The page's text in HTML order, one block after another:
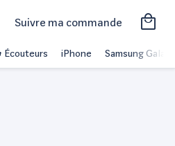
Suivre ma commande
Écouteurs iPhone Samsung Galaxy